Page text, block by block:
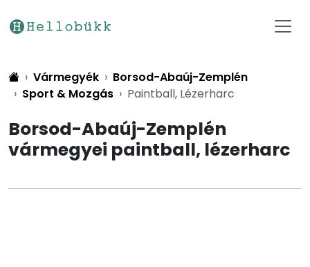
Vármegyék
Borsod-Abaúj-Zemplén
Sport & Mozgás
Paintball, Lézerharc
Borsod-Abaúj-Zemplén
vármegyei paintball, lézerharc